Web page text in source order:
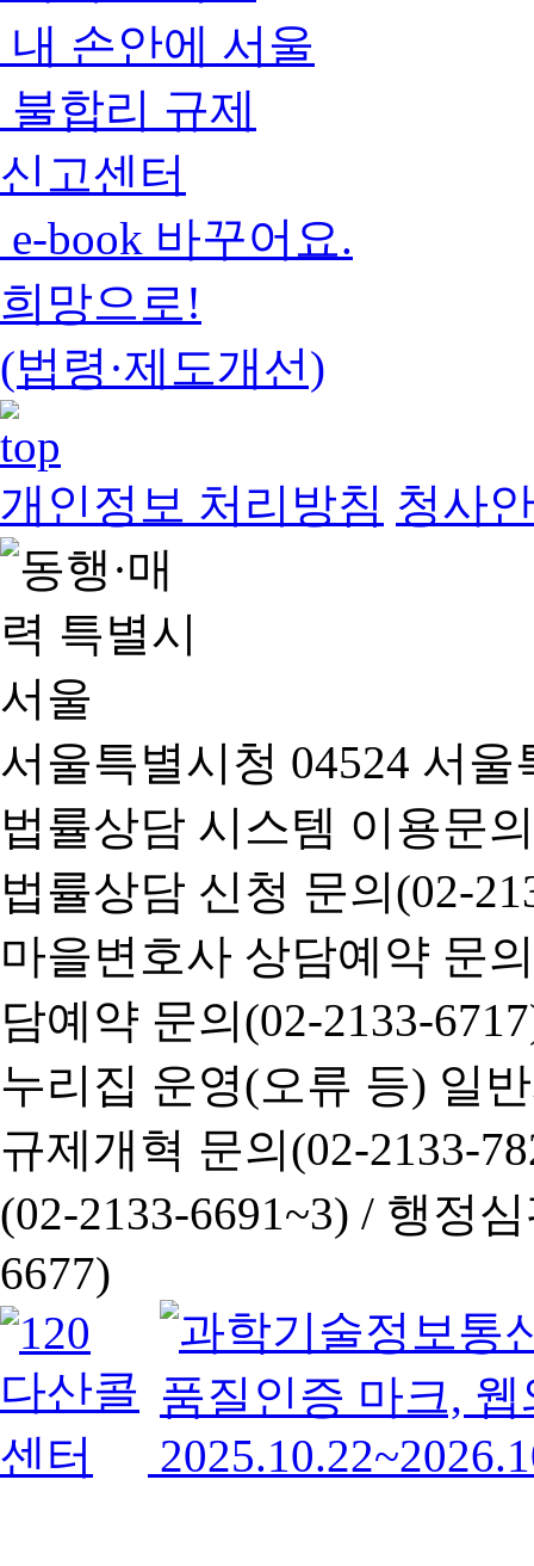
내 손안에 서울
불합리 규제
신고센터
e-book 바꾸어요.
희망으로!
(법령·제도개선)
개인정보 처리방침 청사
서울특별시청 04524 서
법률상담 시스템 이용문
법률상담 신청 문의(02-
마을변호사 상담예약 문
담예약 문의(02-2133-
누리집 운영(오류 등) 일
규제개혁 문의(02-2133-
(02-2133-6691~3) / 행정심
6677)